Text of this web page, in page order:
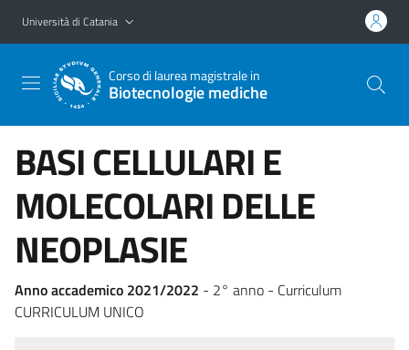
Vai al contenuto principale
Vai al menu di navigazione
Università di Catania
Corso di laurea magistrale in
Biotecnologie mediche
BASI CELLULARI E
MOLECOLARI DELLE
NEOPLASIE
Anno accademico 2021/2022 - 2° anno - Curriculum
CURRICULUM UNICO